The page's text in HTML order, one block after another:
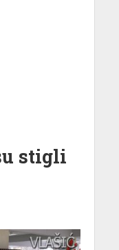
stigli